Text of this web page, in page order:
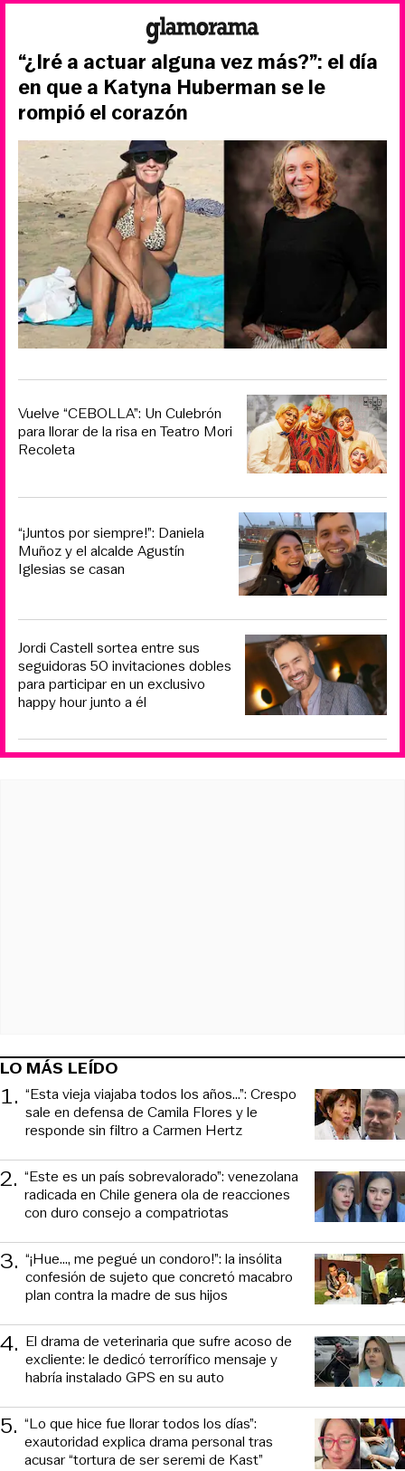
“¿Iré a actuar alguna vez más?”: el día
en que a Katyna Huberman se le
rompió el corazón
Vuelve “CEBOLLA”: Un Culebrón
para llorar de la risa en Teatro Mori
Recoleta
“¡Juntos por siempre!”: Daniela
Muñoz y el alcalde Agustín
Iglesias se casan
Jordi Castell sortea entre sus
seguidoras 50 invitaciones dobles
para participar en un exclusivo
happy hour junto a él
LO MÁS LEÍDO
1. “Esta vieja viajaba todos los años...”: Crespo
sale en defensa de Camila Flores y le
responde sin filtro a Carmen Hertz
2. “Este es un país sobrevalorado”: venezolana
radicada en Chile genera ola de reacciones
con duro consejo a compatriotas
3. “¡Hue..., me pegué un condoro!”: la insólita
confesión de sujeto que concretó macabro
plan contra la madre de sus hijos
4. El drama de veterinaria que sufre acoso de
excliente: le dedicó terrorífico mensaje y
habría instalado GPS en su auto
5. “Lo que hice fue llorar todos los días”:
exautoridad explica drama personal tras
acusar “tortura de ser seremi de Kast”